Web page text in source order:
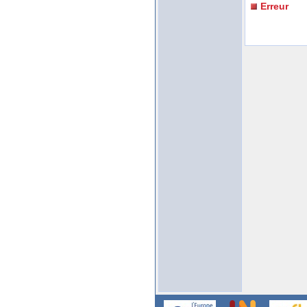
Erreur